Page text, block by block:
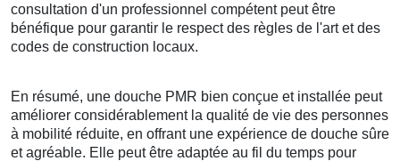
consultation d'un professionnel compétent peut être
bénéfique pour garantir le respect des règles de l'art et des
codes de construction locaux.
En résumé, une douche PMR bien conçue et installée peut
améliorer considérablement la qualité de vie des personnes
à mobilité réduite, en offrant une expérience de douche sûre
et agréable. Elle peut être adaptée au fil du temps pour